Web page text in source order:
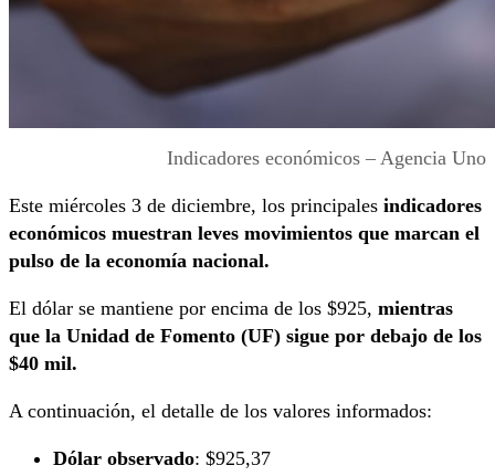
Indicadores económicos – Agencia Uno
Este miércoles 3 de diciembre, los principales indicadores
económicos muestran leves movimientos que marcan el
pulso de la economía nacional.
El dólar se mantiene por encima de los $925, mientras
que la Unidad de Fomento (UF) sigue por debajo de los
$40 mil.
A continuación, el detalle de los valores informados:
Dólar observado: $925,37